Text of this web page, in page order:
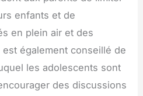
enfants et de
en plein air et des
également conseillé de
les adolescents sont
des discussions